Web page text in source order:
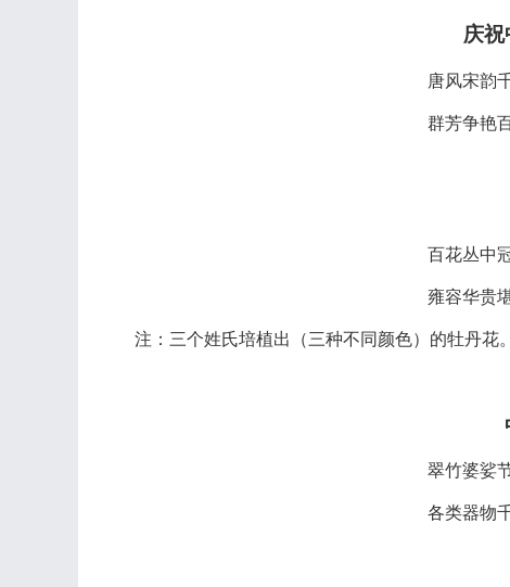
庆祝
唐风宋韵
群芳争艳
百花丛中
雍容华贵
注：三个姓氏培植出（三种不同颜色）的牡丹花。
翠竹婆娑
各类器物